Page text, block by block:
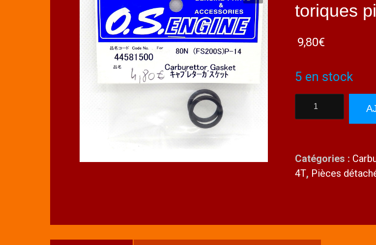
toriques
9,80€
5 en stock
quantité
de
FS200
Paire
Catégories :
4T, Pièces